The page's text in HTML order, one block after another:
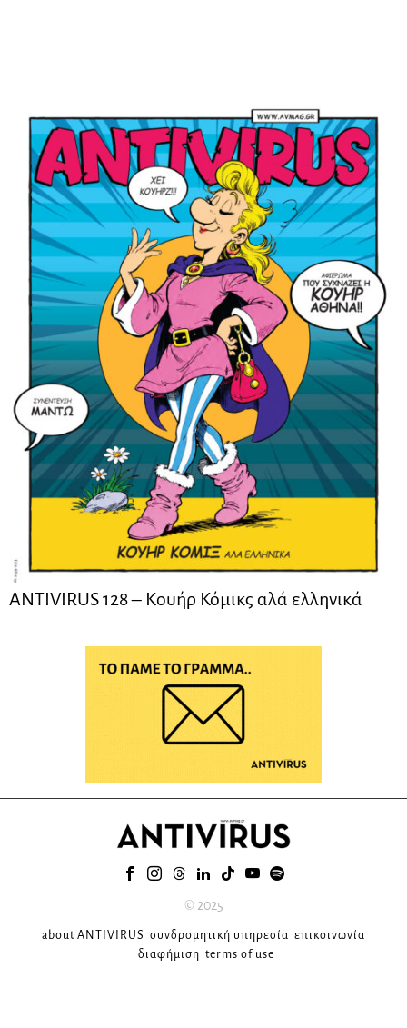
ANTIVIRUS 128 – Kουήρ Κόμικς αλά ελληνικά
© 2025
about ANTIVIRUS συνδρομητική υπηρεσία επικοινωνία
διαφήμιση terms of use